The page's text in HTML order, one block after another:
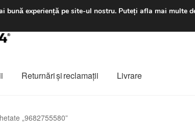
Returnări şi reclamații Livrare
„9682755580”
bună experiență pe site-ul nostru. Puteți afla mai multe